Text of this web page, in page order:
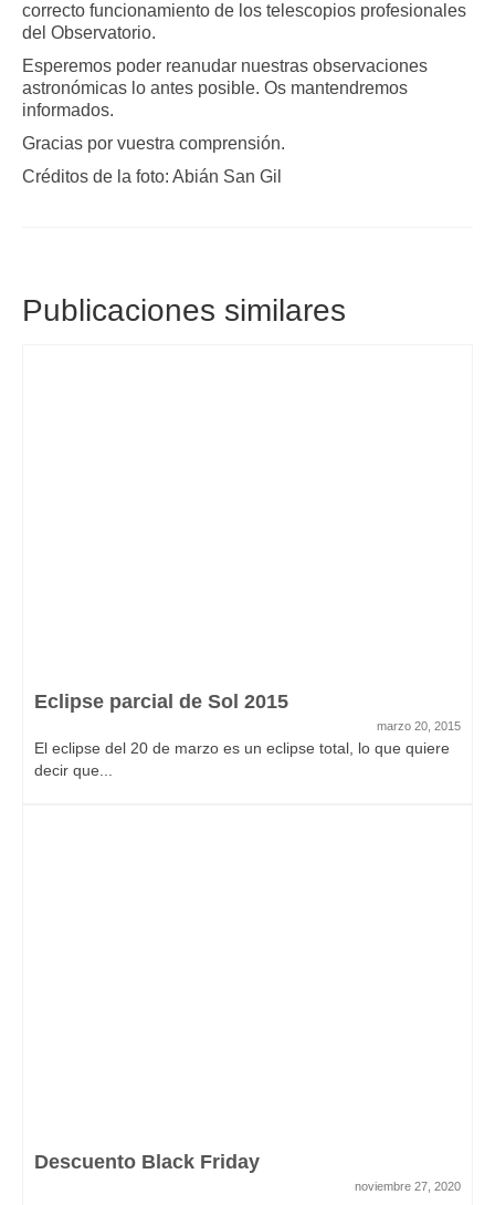
correcto funcionamiento de los telescopios profesionales
del Observatorio.
Esperemos poder reanudar nuestras observaciones
astronómicas lo antes posible. Os mantendremos
informados.
Gracias por vuestra comprensión.
Créditos de la foto: Abián San Gil
Publicaciones similares
Eclipse parcial de Sol 2015
marzo 20, 2015
El eclipse del 20 de marzo es un eclipse total, lo que quiere
decir que...
Descuento Black Friday
noviembre 27, 2020